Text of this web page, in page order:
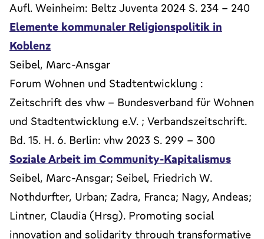
Aufl. Weinheim: Beltz Juventa 2024 S. 234 - 240
Elemente kommunaler Religionspolitik in
Koblenz
Seibel, Marc-Ansgar
Forum Wohnen und Stadtentwicklung :
Zeitschrift des vhw - Bundesverband für Wohnen
und Stadtentwicklung e.V. ; Verbandszeitschrift.
Bd. 15. H. 6. Berlin: vhw 2023 S. 299 - 300
Soziale Arbeit im Community-Kapitalismus
Seibel, Marc-Ansgar; Seibel, Friedrich W.
Nothdurfter, Urban; Zadra, Franca; Nagy, Andeas;
Lintner, Claudia (Hrsg). Promoting social
innovation and solidarity through transformative